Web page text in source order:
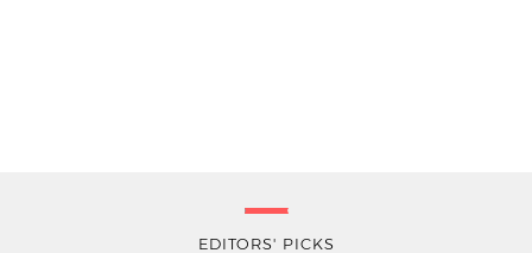
EDITORS' PICKS